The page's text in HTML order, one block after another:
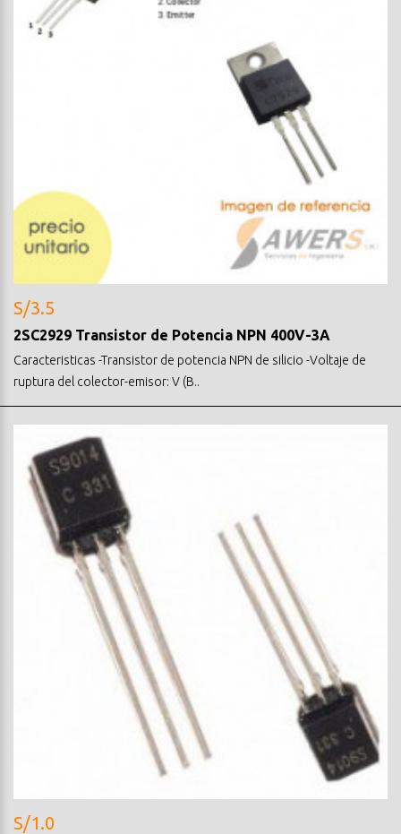
S/3.5
2SC2929 Transistor de Potencia NPN 400V-3A
Caracteristicas -Transistor de potencia NPN de silicio -Voltaje de
ruptura del colector-emisor: V (B..
S/1.0